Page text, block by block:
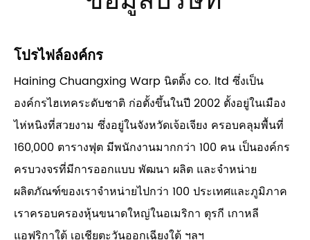
โปรไฟล์องค์กร
Haining Chuangxing Warp นิตติ้ง co. ltd ซึ่งเป็น
องค์กรไฮเทคระดับชาติ ก่อตั้งขึ้นในปี 2002 ตั้งอยู่ในเมือง
ไห่หนิงที่สวยงาม ซึ่งอยู่ในจังหวัดเจ้อเจียง ครอบคลุมพื้นที่
160,000 ตารางฟุต มีพนักงานมากกว่า 100 คน เป็นองค์กร
ครบวงจรที่มีการออกแบบ พัฒนา ผลิต และจำหน่าย
ผลิตภัณฑ์ของเราจำหน่ายไปกว่า 100 ประเทศและภูมิภาค
เราครอบครองหุ้นขนาดใหญ่ในอเมริกา ตุรกี เกาหลี
แอฟริกาใต้ เอเชียตะวันออกเฉียงใต้ ฯลฯ